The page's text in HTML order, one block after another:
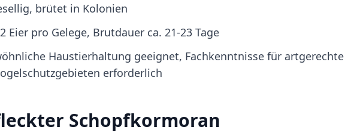
brütet in Kolonien
Eier pro Gelege, Brutdauer ca. 21-23 Tage
Haustierhaltung geeignet, Fachkenntnisse für artgerechte
erforderlich
Schopfkormoran